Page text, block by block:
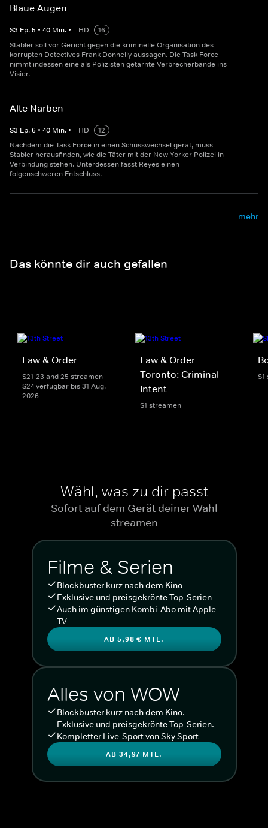
Blaue Augen
S3 Ep.5 • 40 Min. • HD
16
Stabler soll vor Gericht gegen die kriminelle Organisation des
korrupten Detectives Frank Donnelly aussagen. Die Task Force
nimmt indessen eine als Polizisten getarnte Verbrecherbande ins
Visier.
Alte Narben
S3 Ep.6 • 40 Min. • HD
12
Nachdem die Task Force in einen Schusswechsel gerät, muss
Stabler herausfinden, wie die Täter mit der New Yorker Polizei in
Verbindung stehen. Unterdessen fasst Reyes einen
folgenschweren Entschluss.
mehr
Das könnte dir auch gefallen
Law & Order
S21-23 and 25 streamen
S24 verfügbar bis 31 Aug.
2026
Law & Order
Toronto: Criminal
Intent
S1 streamen
Wähl, was zu dir passt
Sofort auf dem Gerät deiner Wahl
streamen
Filme & Serien
Blockbuster kurz nach dem Kino
Exklusive und preisgekrönte Top-Serien
Auch im günstigen Kombi-Abo mit Apple
TV
AB 5,98 € MTL.
Alles von WOW
Blockbuster kurz nach dem Kino.
Exklusive und preisgekrönte Top-Serien.
Kompletter Live-Sport von Sky Sport
AB 34,97 MTL.